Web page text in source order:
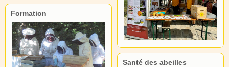
Formation
Santé des abeilles